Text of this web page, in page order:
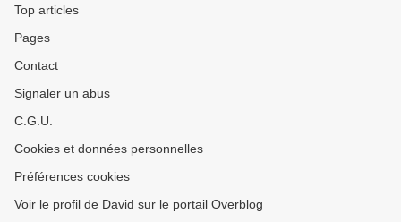
Top articles
Pages
Contact
Signaler un abus
C.G.U.
Cookies et données personnelles
Préférences cookies
Voir le profil de David sur le portail Overblog